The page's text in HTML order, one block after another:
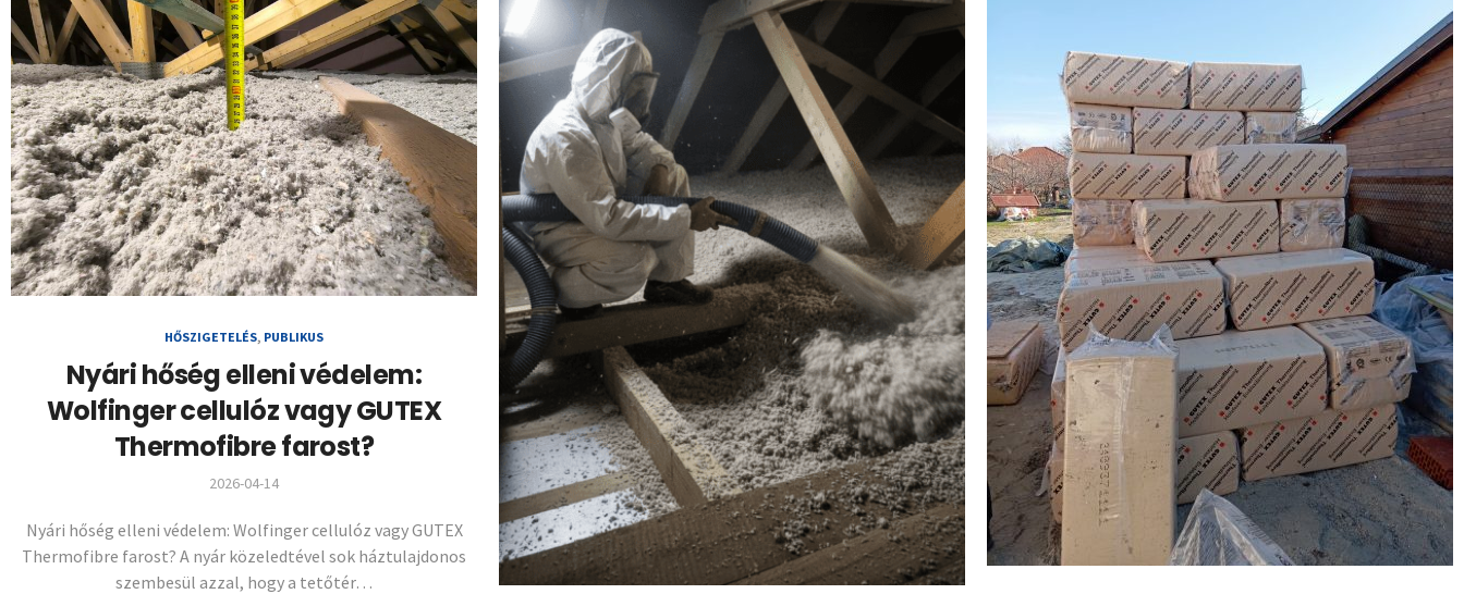
HŐSZIGETELÉS, PUBLIKUS
Nyári hőség elleni védelem:
Wolfinger cellulóz vagy GUTEX
Thermofibre farost?
2026-04-14
Nyári hőség elleni védelem: Wolfinger cellulóz vagy GUTEX
Thermofibre farost? A nyár közeledtével sok háztulajdonos
szembesül azzal, hogy a tetőtér…